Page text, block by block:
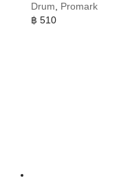
Drum, Promark
฿ 510